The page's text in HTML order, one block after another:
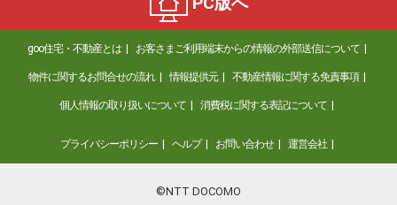
goo住宅・不動産とは お客さまご利用端末からの情報の外部送信について
物件に関するお問合せの流れ 情報提供元 不動産情報に関する免責事項
個人情報の取り扱いについて 消費税に関する表記について
プライバシーポリシー ヘルプ お問い合わせ 運営会社
©NTT DOCOMO